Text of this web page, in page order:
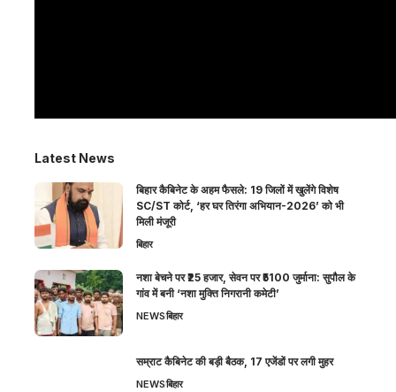
Latest News
बिहार कैबिनेट के अहम फैसले: 19 जिलों में खुलेंगे विशेष
SC/ST कोर्ट, ‘हर घर तिरंगा अभियान-2026’ को भी
मिली मंजूरी
बिहार
नशा बेचने पर ₹25 हजार, सेवन पर ₹5100 जुर्माना: सुपौल के
गांव में बनी ‘नशा मुक्ति निगरानी कमेटी’
NEWSबिहार
सम्राट कैबिनेट की बड़ी बैठक, 17 एजेंडों पर लगी मुहर
NEWSबिहार